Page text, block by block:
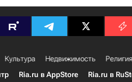
Культура Недвижимость Религия
Ria.ru в AppStore Ria.ru в